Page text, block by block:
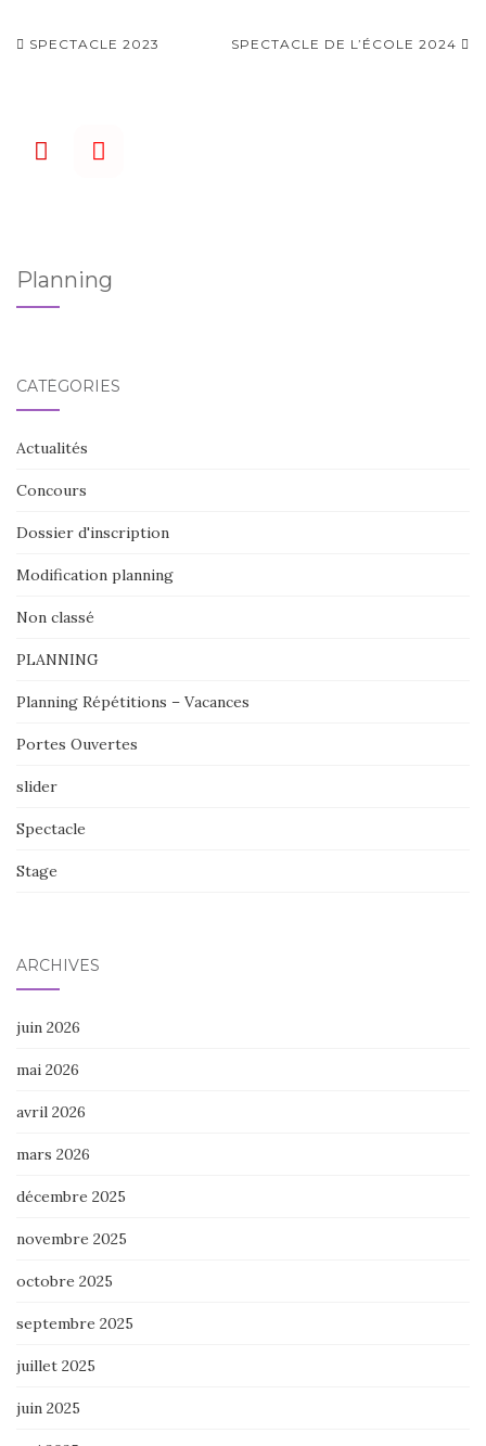
Navigation
SPECTACLE 2023 SPECTACLE DE L’ÉCOLE 2024
Planning
CATÉGORIES
Actualités
Concours
Dossier d'inscription
Modification planning
Non classé
PLANNING
Planning Répétitions – Vacances
Portes Ouvertes
slider
Spectacle
Stage
ARCHIVES
juin 2026
mai 2026
avril 2026
mars 2026
décembre 2025
novembre 2025
octobre 2025
septembre 2025
juillet 2025
juin 2025